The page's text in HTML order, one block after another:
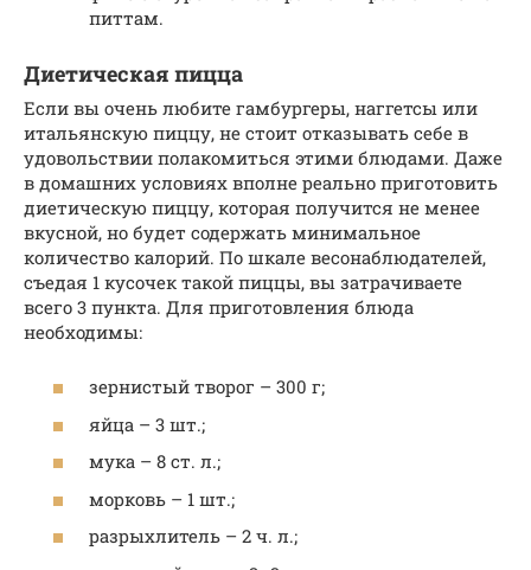
питтам.
Диетическая пицца
Если вы очень любите гамбургеры, наггетсы или
итальянскую пиццу, не стоит отказывать себе в
удовольствии полакомиться этими блюдами. Даже
в домашних условиях вполне реально приготовить
диетическую пиццу, которая получится не менее
вкусной, но будет содержать минимальное
количество калорий. По шкале весонаблюдателей,
съедая 1 кусочек такой пиццы, вы затрачиваете
всего 3 пункта. Для приготовления блюда
необходимы:
зернистый творог – 300 г;
яйца – 3 шт.;
мука – 8 ст. л.;
морковь – 1 шт.;
разрыхлитель – 2 ч. л.;